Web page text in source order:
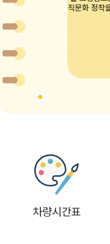
차량시간표